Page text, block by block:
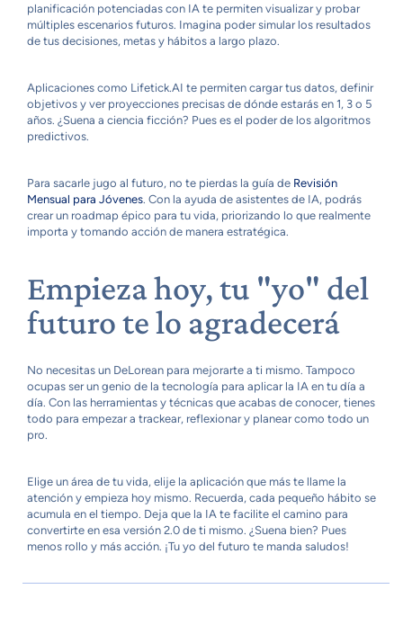
planificación potenciadas con IA te permiten visualizar y probar
múltiples escenarios futuros. Imagina poder simular los resultados
de tus decisiones, metas y hábitos a largo plazo.
Aplicaciones como Lifetick.AI te permiten cargar tus datos, definir
objetivos y ver proyecciones precisas de dónde estarás en 1, 3 o 5
años. ¿Suena a ciencia ficción? Pues es el poder de los algoritmos
predictivos.
Para sacarle jugo al futuro, no te pierdas la guía de Revisión
Mensual para Jóvenes. Con la ayuda de asistentes de IA, podrás
crear un roadmap épico para tu vida, priorizando lo que realmente
importa y tomando acción de manera estratégica.
Empieza hoy, tu "yo" del
futuro te lo agradecerá
No necesitas un DeLorean para mejorarte a ti mismo. Tampoco
ocupas ser un genio de la tecnología para aplicar la IA en tu día a
día. Con las herramientas y técnicas que acabas de conocer, tienes
todo para empezar a trackear, reflexionar y planear como todo un
pro.
Elige un área de tu vida, elije la aplicación que más te llame la
atención y empieza hoy mismo. Recuerda, cada pequeño hábito se
acumula en el tiempo. Deja que la IA te facilite el camino para
convertirte en esa versión 2.0 de ti mismo. ¿Suena bien? Pues
menos rollo y más acción. ¡Tu yo del futuro te manda saludos!